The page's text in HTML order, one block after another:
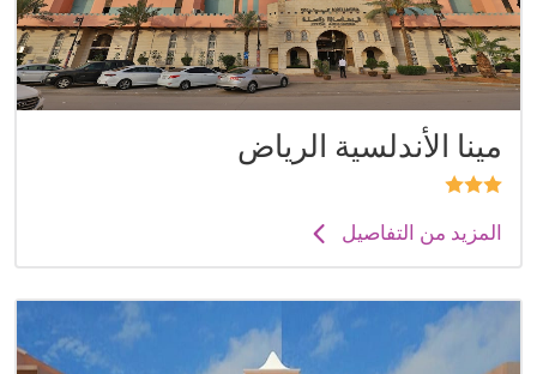
مينا الأندلسية الرياض
المزيد من التفاصيل